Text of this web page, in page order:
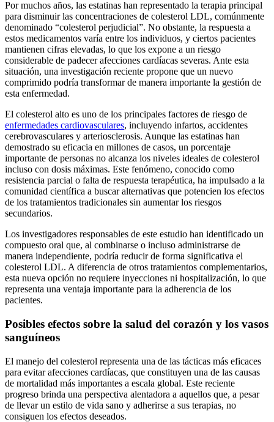
Por muchos años, las estatinas han representado la terapia principal
para disminuir las concentraciones de colesterol LDL, comúnmente
denominado “colesterol perjudicial”. No obstante, la respuesta a
estos medicamentos varía entre los individuos, y ciertos pacientes
mantienen cifras elevadas, lo que los expone a un riesgo
considerable de padecer afecciones cardíacas severas. Ante esta
situación, una investigación reciente propone que un nuevo
comprimido podría transformar de manera importante la gestión de
esta enfermedad.
El colesterol alto es uno de los principales factores de riesgo de
enfermedades cardiovasculares, incluyendo infartos, accidentes
cerebrovasculares y arteriosclerosis. Aunque las estatinas han
demostrado su eficacia en millones de casos, un porcentaje
importante de personas no alcanza los niveles ideales de colesterol
incluso con dosis máximas. Este fenómeno, conocido como
resistencia parcial o falta de respuesta terapéutica, ha impulsado a la
comunidad científica a buscar alternativas que potencien los efectos
de los tratamientos tradicionales sin aumentar los riesgos
secundarios.
Los investigadores responsables de este estudio han identificado un
compuesto oral que, al combinarse o incluso administrarse de
manera independiente, podría reducir de forma significativa el
colesterol LDL. A diferencia de otros tratamientos complementarios,
esta nueva opción no requiere inyecciones ni hospitalización, lo que
representa una ventaja importante para la adherencia de los
pacientes.
Posibles efectos sobre la salud del corazón y los vasos
sanguíneos
El manejo del colesterol representa una de las tácticas más eficaces
para evitar afecciones cardíacas, que constituyen una de las causas
de mortalidad más importantes a escala global. Este reciente
progreso brinda una perspectiva alentadora a aquellos que, a pesar
de llevar un estilo de vida sano y adherirse a sus terapias, no
consiguen los efectos deseados.